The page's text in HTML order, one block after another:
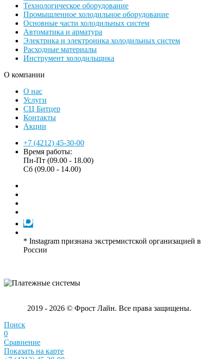
Технологическое оборудование
Промышленное холодильное оборудование
Основные части холодильных систем
Автоматика и арматура
Электрика и электроника холодильных систем
Расходные материалы
Инструмент холодильщика
О компании
О нас
Услуги
СЦ Битцер
Контакты
Акции
+7 (4212) 45-30-00
Время работы:
Пн-Пт (09.00 - 18.00)
Сб (09.00 - 14.00)
* Instagram признана экстремистской организацией в
России
2019 - 2026 © Фрост Лайн. Все права защищены.
Поиск
0
Сравнение
Показать на карте